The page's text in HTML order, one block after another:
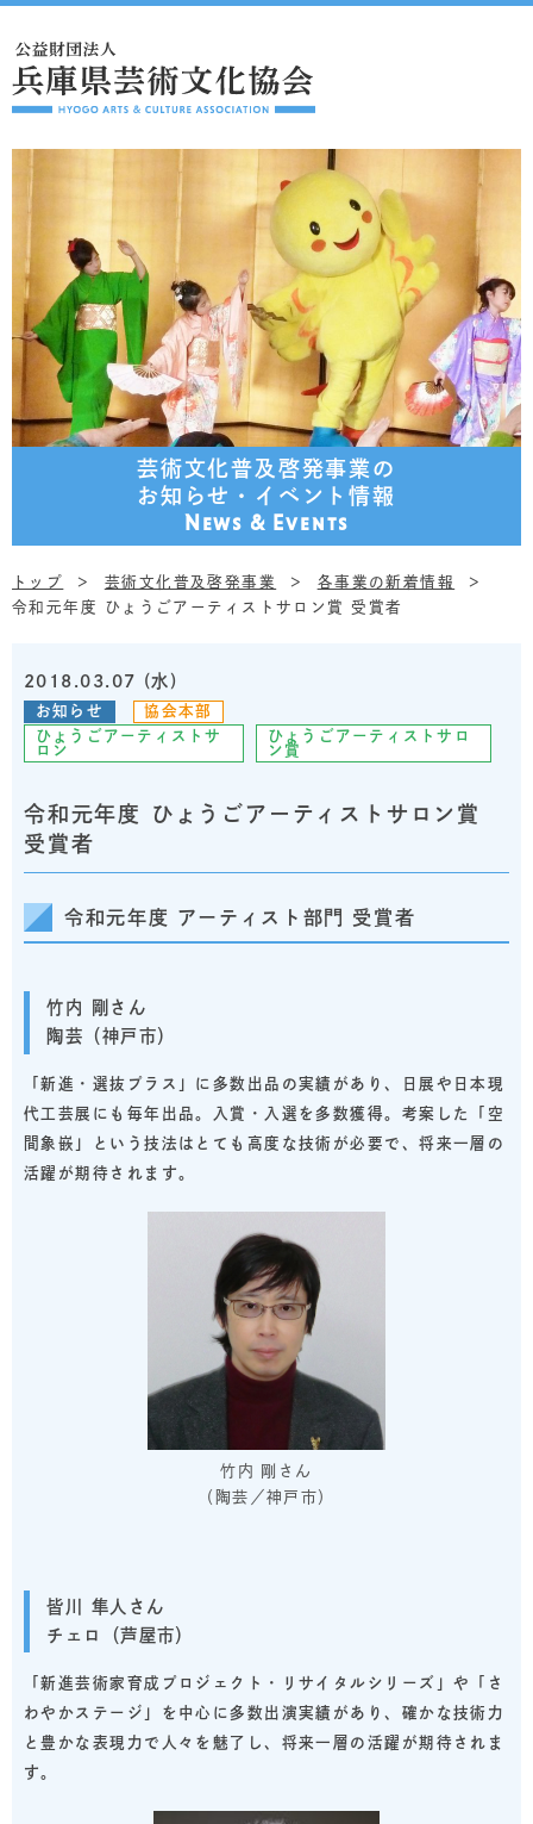
芸術文化普及啓発事業の
お知らせ・イベント情報
News & Events
トップ 芸術文化普及啓発事業
各事業の新着情報
令和元年度 ひょうごアーティストサロン賞 受賞者
2018.03.07 (水)
お知らせ
協会本部
ひょうごアーティストサ
ロン
ひょうごアーティストサロ
ン賞
令和元年度 ひょうごアーティストサロン賞
受賞者
令和元年度 アーティスト部門 受賞者
竹内 剛さん
陶芸（神戸市）
「新進・選抜プラス」に多数出品の実績があり、日展や日本現
代工芸展にも毎年出品。入賞・入選を多数獲得。考案した「空
間象嵌」という技法はとても高度な技術が必要で、将来一層の
活躍が期待されます。
竹内 剛さん
（陶芸／神戸市）
皆川 隼人さん
チェロ（芦屋市）
「新進芸術家育成プロジェクト・リサイタルシリーズ」や「さ
わやかステージ」を中心に多数出演実績があり、確かな技術力
と豊かな表現力で人々を魅了し、将来一層の活躍が期待されま
す。